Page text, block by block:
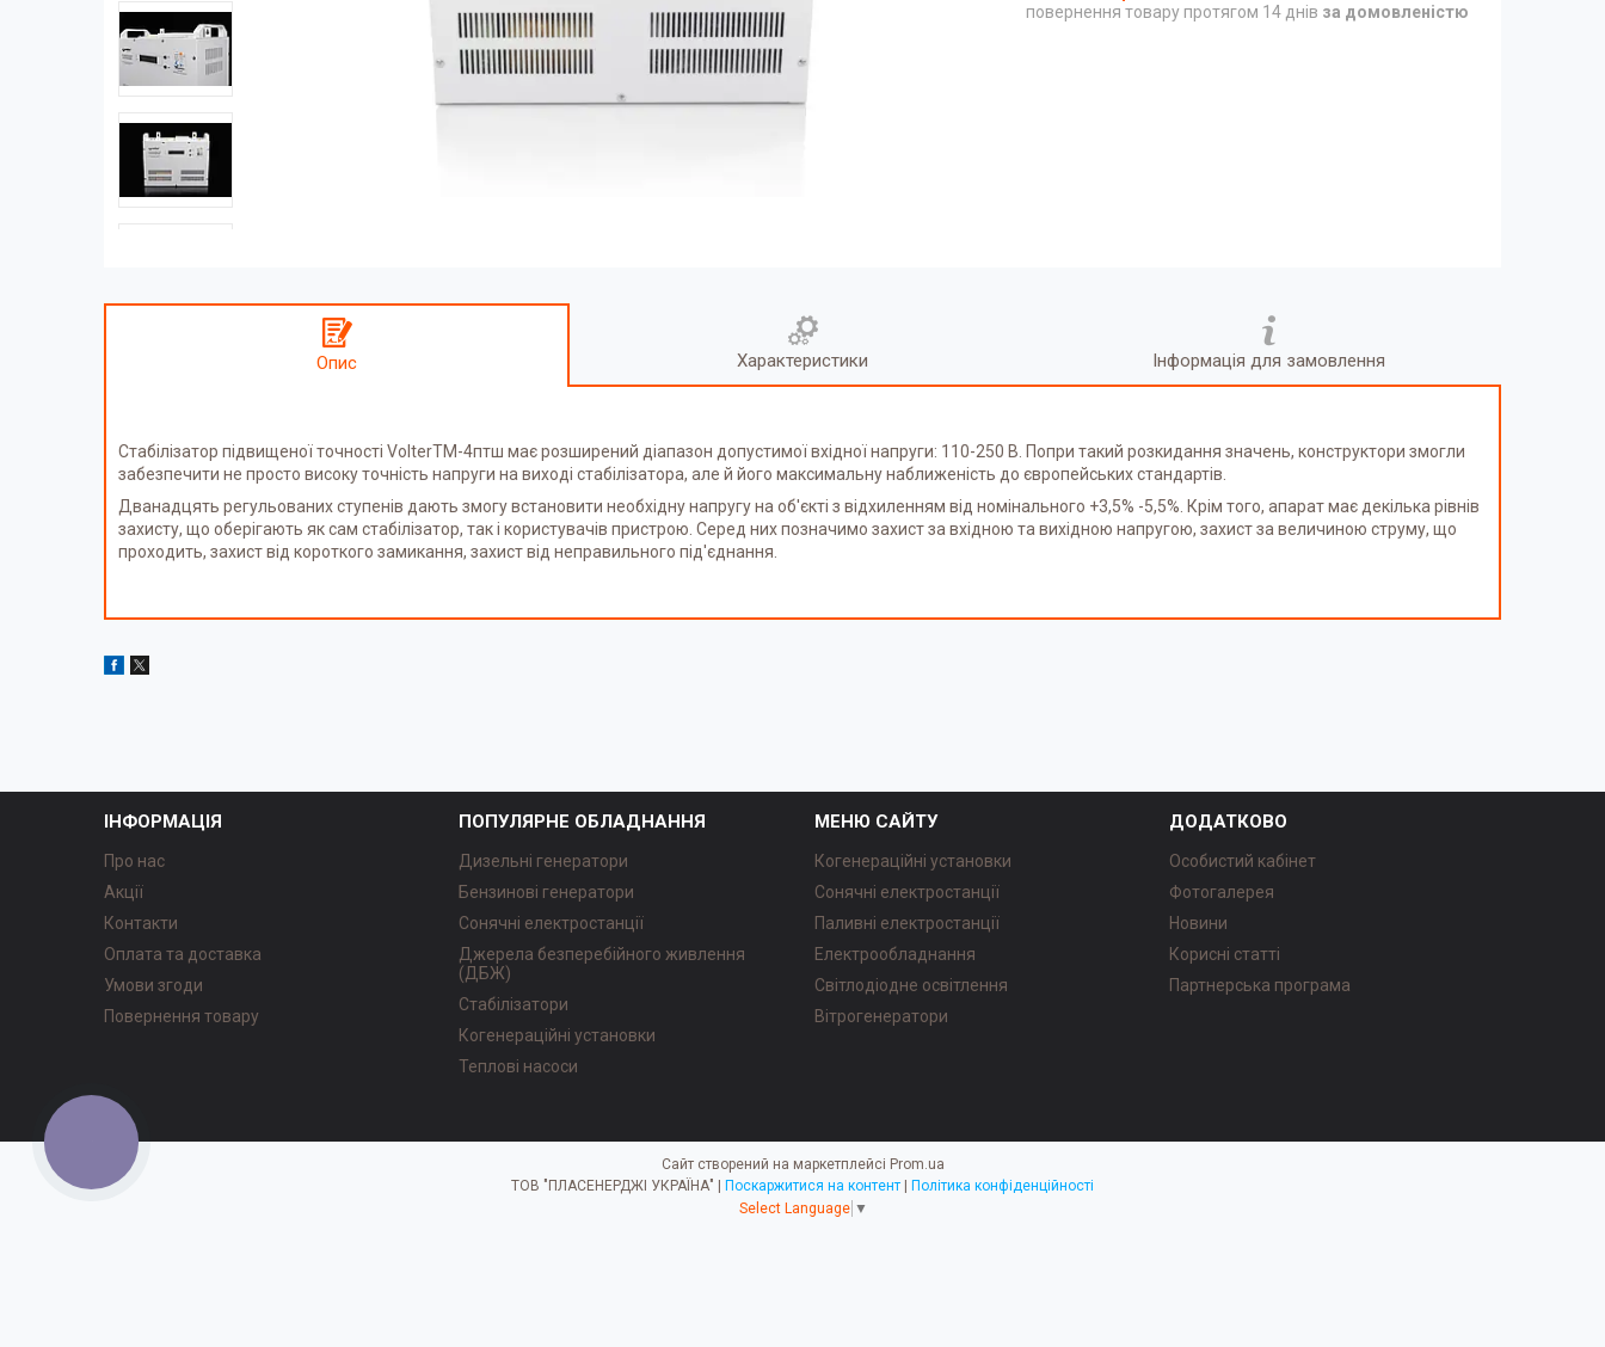
повернення товару протягом 14 днів за домовленістю
Опис Характеристики Інформація для замовлення
Стабілізатор підвищеної точності VolterTM-4птш має розширений діапазон допустимої вхідної напруги: 110-250 В. Попри такий розкидання значень, конструктори змогли
забезпечити не просто високу точність напруги на виході стабілізатора, але й його максимальну наближеність до європейських стандартів.
Дванадцять регульованих ступенів дають змогу встановити необхідну напругу на об'єкті з відхиленням від номінального +3,5% -5,5%. Крім того, апарат має декілька рівнів
захисту, що оберігають як сам стабілізатор, так і користувачів пристрою. Серед них позначимо захист за вхідною та вихідною напругою, захист за величиною струму, що
проходить, захист від короткого замикання, захист від неправильного під'єднання.
ІНФОРМАЦІЯ
Про нас
Акції
Контакти
Оплата та доставка
Умови згоди
Повернення товару
ПОПУЛЯРНЕ ОБЛАДНАННЯ
Дизельні генератори
Бензинові генератори
Сонячні електростанції
Джерела безперебійного живлення
(ДБЖ)
Стабілізатори
Когенераційні установки
Теплові насоси
МЕНЮ САЙТУ
Когенераційні установки
Сонячні електростанції
Паливні електростанції
Електрообладнання
Світлодіодне освітлення
Вітрогенератори
ДОДАТКОВО
Особистий кабінет
Фотогалерея
Новини
Корисні статті
Партнерська програма
Сайт створений на маркетплейсі Prom.ua
ТОВ "ПЛАСЕНЕРДЖІ УКРАЇНА" | Поскаржитися на контент | Політика конфіденційності
Select Language ▼